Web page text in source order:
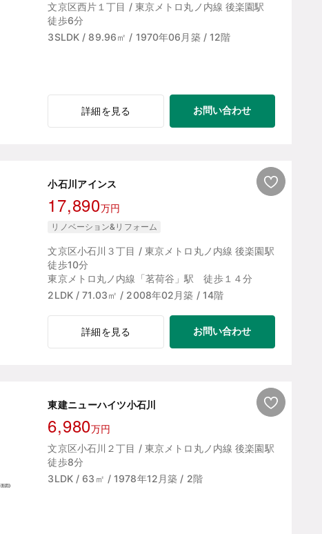
文京区西片１丁目 / 東京メトロ丸ノ内線 後楽園駅
徒歩6分
3SLDK / 89.96㎡ / 1970年06月築 / 12階
詳細を見る お問い合わせ
小石川アインス
17,890万円
リノベーション&リフォーム
文京区小石川３丁目 / 東京メトロ丸ノ内線 後楽園駅
徒歩10分
東京メトロ丸ノ内線「茗荷谷」駅 徒歩１４分
2LDK / 71.03㎡ / 2008年02月築 / 14階
詳細を見る お問い合わせ
東建ニューハイツ小石川
6,980万円
文京区小石川２丁目 / 東京メトロ丸ノ内線 後楽園駅
徒歩8分
3LDK / 63㎡ / 1978年12月築 / 2階